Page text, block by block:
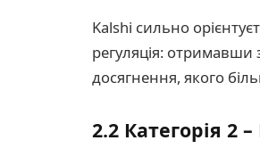
Kalshi сильно
регуляція: отримавши
досягнення, якого
2.2 Категорія 2